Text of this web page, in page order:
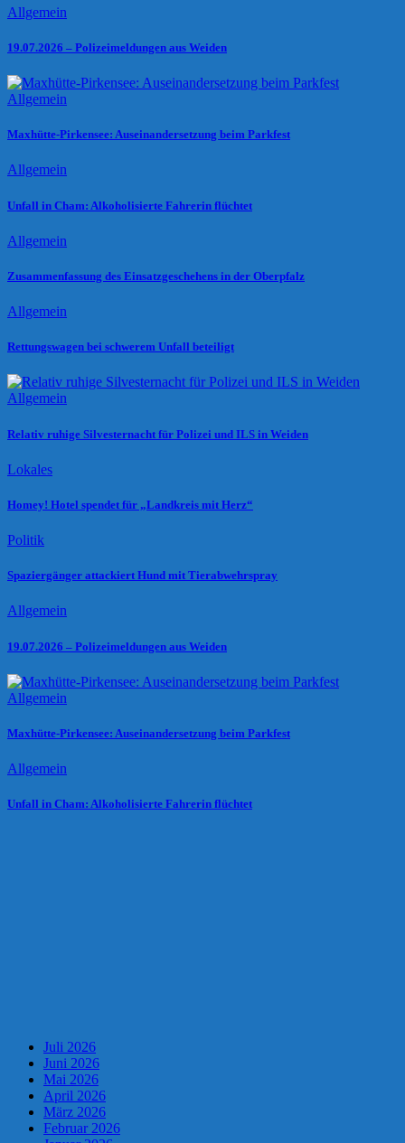
Allgemein
19.07.2026 – Polizeimeldungen aus Weiden
Allgemein
Maxhütte-Pirkensee: Auseinandersetzung beim Parkfest
Allgemein
Unfall in Cham: Alkoholisierte Fahrerin flüchtet
Allgemein
Zusammenfassung des Einsatzgeschehens in der Oberpfalz
Allgemein
Rettungswagen bei schwerem Unfall beteiligt
Allgemein
Relativ ruhige Silvesternacht für Polizei und ILS in Weiden
Lokales
Homey! Hotel spendet für „Landkreis mit Herz“
Politik
Spaziergänger attackiert Hund mit Tierabwehrspray
Allgemein
19.07.2026 – Polizeimeldungen aus Weiden
Allgemein
Maxhütte-Pirkensee: Auseinandersetzung beim Parkfest
Allgemein
Unfall in Cham: Alkoholisierte Fahrerin flüchtet
Juli 2026
Juni 2026
Mai 2026
April 2026
März 2026
Februar 2026